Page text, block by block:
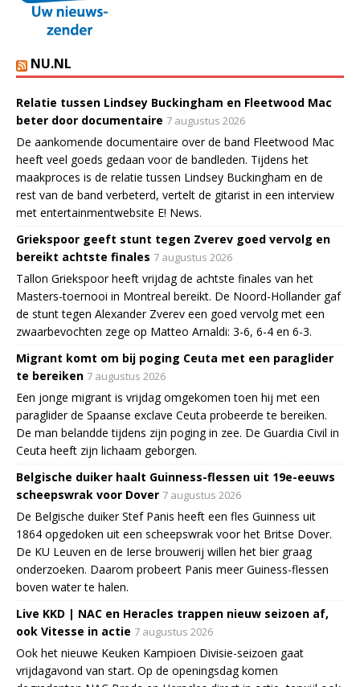
NU.NL
Relatie tussen Lindsey Buckingham en Fleetwood Mac
beter door documentaire 7 augustus 2026
De aankomende documentaire over de band Fleetwood Mac
heeft veel goeds gedaan voor de bandleden. Tijdens het
maakproces is de relatie tussen Lindsey Buckingham en de
rest van de band verbeterd, vertelt de gitarist in een interview
met entertainmentwebsite E! News.
Griekspoor geeft stunt tegen Zverev goed vervolg en
bereikt achtste finales 7 augustus 2026
Tallon Griekspoor heeft vrijdag de achtste finales van het
Masters-toernooi in Montreal bereikt. De Noord-Hollander gaf
de stunt tegen Alexander Zverev een goed vervolg met een
zwaarbevochten zege op Matteo Arnaldi: 3-6, 6-4 en 6-3.
Migrant komt om bij poging Ceuta met een paraglider
te bereiken 7 augustus 2026
Een jonge migrant is vrijdag omgekomen toen hij met een
paraglider de Spaanse exclave Ceuta probeerde te bereiken.
De man belandde tijdens zijn poging in zee. De Guardia Civil in
Ceuta heeft zijn lichaam geborgen.
Belgische duiker haalt Guinness-flessen uit 19e-eeuws
scheepswrak voor Dover 7 augustus 2026
De Belgische duiker Stef Panis heeft een fles Guinness uit
1864 opgedoken uit een scheepswrak voor het Britse Dover.
De KU Leuven en de Ierse brouwerij willen het bier graag
onderzoeken. Daarom probeert Panis meer Guiness-flessen
boven water te halen.
Live KKD | NAC en Heracles trappen nieuw seizoen af,
ook Vitesse in actie 7 augustus 2026
Ook het nieuwe Keuken Kampioen Divisie-seizoen gaat
vrijdagavond van start. Op de openingsdag komen